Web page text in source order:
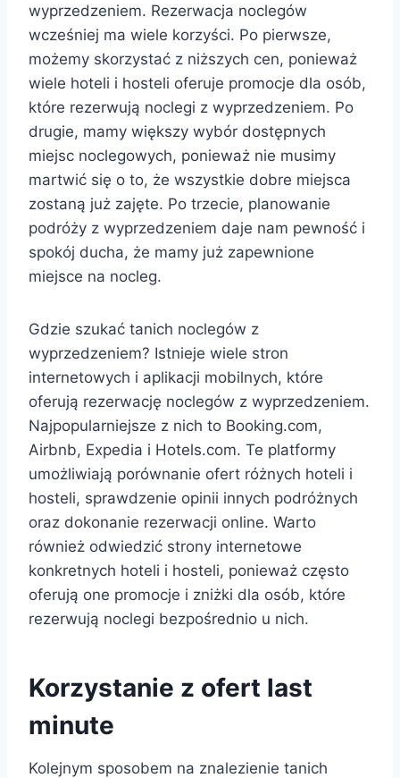
wyprzedzeniem. Rezerwacja noclegów
wcześniej ma wiele korzyści. Po pierwsze,
możemy skorzystać z niższych cen, ponieważ
wiele hoteli i hosteli oferuje promocje dla osób,
które rezerwują noclegi z wyprzedzeniem. Po
drugie, mamy większy wybór dostępnych
miejsc noclegowych, ponieważ nie musimy
martwić się o to, że wszystkie dobre miejsca
zostaną już zajęte. Po trzecie, planowanie
podróży z wyprzedzeniem daje nam pewność i
spokój ducha, że mamy już zapewnione
miejsce na nocleg.
Gdzie szukać tanich noclegów z
wyprzedzeniem? Istnieje wiele stron
internetowych i aplikacji mobilnych, które
oferują rezerwację noclegów z wyprzedzeniem.
Najpopularniejsze z nich to Booking.com,
Airbnb, Expedia i Hotels.com. Te platformy
umożliwiają porównanie ofert różnych hoteli i
hosteli, sprawdzenie opinii innych podróżnych
oraz dokonanie rezerwacji online. Warto
również odwiedzić strony internetowe
konkretnych hoteli i hosteli, ponieważ często
oferują one promocje i zniżki dla osób, które
rezerwują noclegi bezpośrednio u nich.
Korzystanie z ofert last
minute
Kolejnym sposobem na znalezienie tanich